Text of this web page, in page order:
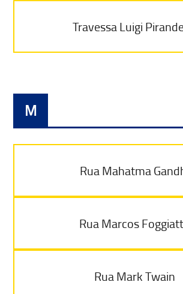
Travessa Luigi
M
Rua Mahatma
Rua Marcos
Rua Mark Twain